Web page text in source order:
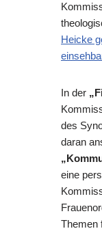
Heicke
In der
des
daran
eine
Themen